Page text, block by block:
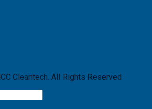
Cleantech. All Rights Reserved